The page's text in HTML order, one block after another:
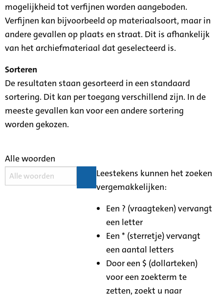
mogelijkheid tot verfijnen worden aangeboden.
Verfijnen kan bijvoorbeeld op materiaalsoort, maar in
andere gevallen op plaats en straat. Dit is afhankelijk
van het archiefmateriaal dat geselecteerd is.
Sorteren
De resultaten staan gesorteerd in een standaard
sortering. Dit kan per toegang verschillend zijn. In de
meeste gevallen kan voor een andere sortering
worden gekozen.
Alle woorden
Leestekens kunnen het zoeken
vergemakkelijken:
Een ? (vraagteken) vervangt
een letter
Een * (sterretje) vervangt
een aantal letters
Door een $ (dollarteken)
voor een zoekterm te
zetten, zoekt u naar